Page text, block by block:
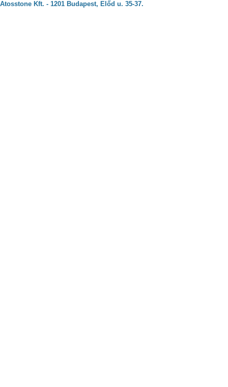
Atosstone Kft. - 1201 Budapest, Előd u. 35-37.